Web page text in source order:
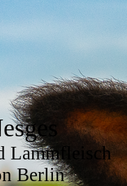
Lammfleisch
Berlin